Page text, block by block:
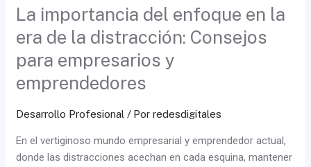
La importancia del enfoque en la
era de la distracción: Consejos
para empresarios y
emprendedores
Desarrollo Profesional / Porredesdigitales
En el vertiginoso mundo empresarial y emprendedor actual,
donde las distracciones acechan en cada esquina, mantener
empresarios
emprendedores